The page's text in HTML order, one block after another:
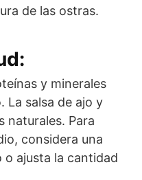
de las ostras.
y minerales
La salsa de ajo y
naturales. Para
considera una
o ajusta la cantidad